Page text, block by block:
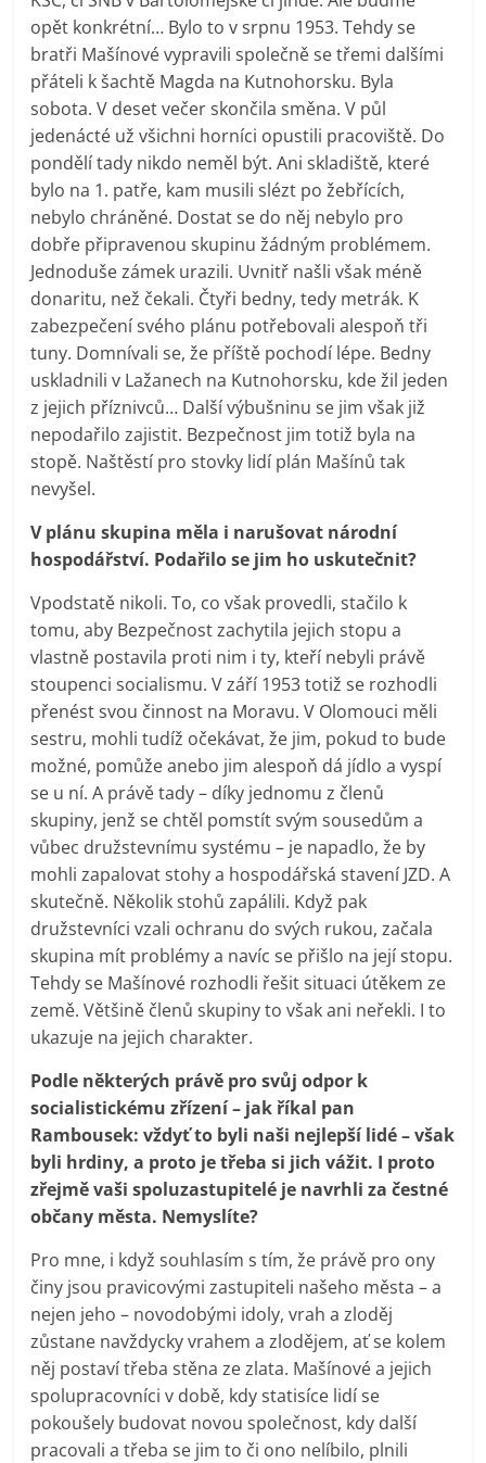
opět konkrétní… Bylo to v srpnu 1953. Tehdy se
bratři Mašínové vypravili společně se třemi dalšími
přáteli k šachtě Magda na Kutnohorsku. Byla
sobota. V deset večer skončila směna. V půl
jedenácté už všichni horníci opustili pracoviště. Do
pondělí tady nikdo neměl být. Ani skladiště, které
bylo na 1. patře, kam musili slézt po žebřících,
nebylo chráněné. Dostat se do něj nebylo pro
dobře připravenou skupinu žádným problémem.
Jednoduše zámek urazili. Uvnitř našli však méně
donaritu, než čekali. Čtyři bedny, tedy metrák. K
zabezpečení svého plánu potřebovali alespoň tři
tuny. Domnívali se, že příště pochodí lépe. Bedny
uskladnili v Lažanech na Kutnohorsku, kde žil jeden
z jejich příznivců… Další výbušninu se jim však již
nepodařilo zajistit. Bezpečnost jim totiž byla na
stopě. Naštěstí pro stovky lidí plán Mašínů tak
nevyšel.
V plánu skupina měla i narušovat národní
hospodářství. Podařilo se jim ho uskutečnit?
Vpodstatě nikoli. To, co však provedli, stačilo k
tomu, aby Bezpečnost zachytila jejich stopu a
vlastně postavila proti nim i ty, kteří nebyli právě
stoupenci socialismu. V září 1953 totiž se rozhodli
přenést svou činnost na Moravu. V Olomouci měli
sestru, mohli tudíž očekávat, že jim, pokud to bude
možné, pomůže anebo jim alespoň dá jídlo a vyspí
se u ní. A právě tady – díky jednomu z členů
skupiny, jenž se chtěl pomstít svým sousedům a
vůbec družstevnímu systému – je napadlo, že by
mohli zapalovat stohy a hospodářská stavení JZD. A
skutečně. Několik stohů zapálili. Když pak
družstevníci vzali ochranu do svých rukou, začala
skupina mít problémy a navíc se přišlo na její stopu.
Tehdy se Mašínové rozhodli řešit situaci útěkem ze
země. Většině členů skupiny to však ani neřekli. I to
ukazuje na jejich charakter.
Podle některých právě pro svůj odpor k
socialistickému zřízení – jak říkal pan
Rambousek: vždyť to byli naši nejlepší lidé – však
byli hrdiny, a proto je třeba si jich vážit. I proto
zřejmě vaši spoluzastupitelé je navrhli za čestné
občany města. Nemyslíte?
Pro mne, i když souhlasím s tím, že právě pro ony
činy jsou pravicovými zastupiteli našeho města – a
nejen jeho – novodobými idoly, vrah a zloděj
zůstane navždycky vrahem a zlodějem, ať se kolem
něj postaví třeba stěna ze zlata. Mašínové a jejich
spolupracovníci v době, kdy statisíce lidí se
pokoušely budovat novou společnost, kdy další
pracovali a třeba se jim to či ono nelíbilo, plnili